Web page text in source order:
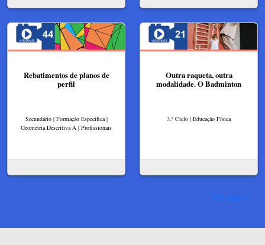
Rebatimentos de planos de
perfil
Secundário | Formação Específica |
Geometria Descritiva A | Profissionais
Outra raqueta, outra
modalidade. O Badminton
3.º Ciclo | Educação Física
Ver mais